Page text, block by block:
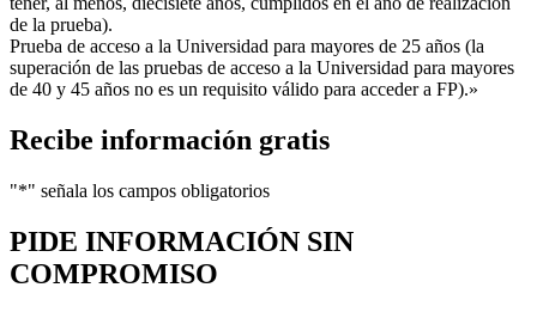
de la prueba).
Prueba de acceso a la Universidad para mayores de 25 años (la
superación de las pruebas de acceso a la Universidad para mayores
de 40 y 45 años no es un requisito válido para acceder a FP).»
Recibe información gratis
"*" señala los campos obligatorios
PIDE INFORMACIÓN SIN
COMPROMISO